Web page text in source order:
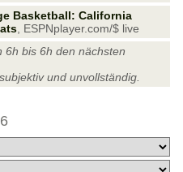
Basketball: California
, ESPNplayer.com/$ live
6h bis 6h den nächsten
und unvollständig.